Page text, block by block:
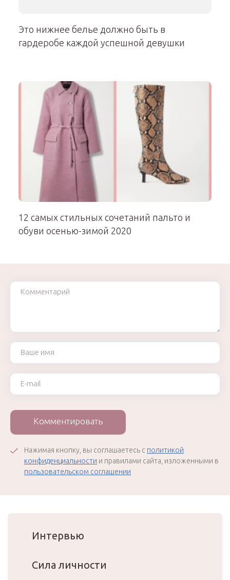
Это нижнее белье должно быть в
гардеробе каждой успешной девушки
12 самых стильных сочетаний пальто и
обуви осенью-зимой 2020
Комментарий
Ваше имя
Ваш e-mail
Комментировать
Нажимая кнопку, вы соглашаетесь с политикой
конфиденциальности и правилами сайта, изложенными в
пользовательском соглашении
Интервью
Сила личности